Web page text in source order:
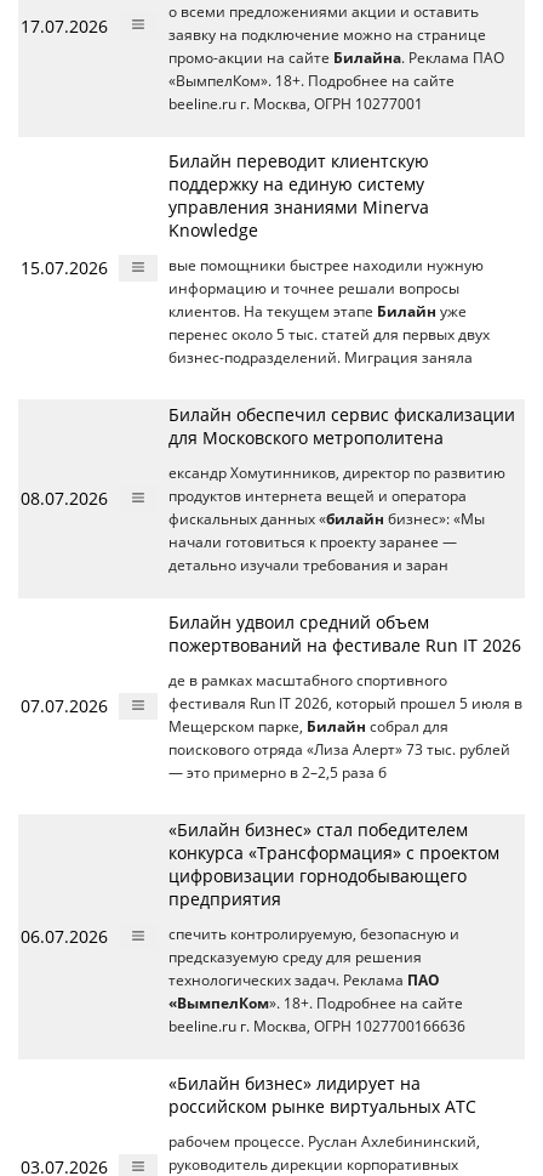
17.07.2026
о всеми предложениями акции и оставить
заявку на подключение можно на странице
промо-акции на сайте Билайна. Реклама ПАО
«ВымпелКом». 18+. Подробнее на сайте
beeline.ru г. Москва, ОГРН 10277001
15.07.2026
Билайн переводит клиентскую
поддержку на единую систему
управления знаниями Minerva
Knowledge
вые помощники быстрее находили нужную
информацию и точнее решали вопросы
клиентов. На текущем этапе Билайн уже
перенес около 5 тыс. статей для первых двух
бизнес-подразделений. Миграция заняла
08.07.2026
Билайн обеспечил сервис фискализации
для Московского метрополитена
ександр Хомутинников, директор по развитию
продуктов интернета вещей и оператора
фискальных данных «билайн бизнес»: «Мы
начали готовиться к проекту заранее —
детально изучали требования и заран
07.07.2026
Билайн удвоил средний объем
пожертвований на фестивале Run IT 2026
де в рамках масштабного спортивного
фестиваля Run IT 2026, который прошел 5 июля в
Мещерском парке, Билайн собрал для
поискового отряда «Лиза Алерт» 73 тыс. рублей
— это примерно в 2–2,5 раза б
06.07.2026
«Билайн бизнес» стал победителем
конкурса «Трансформация» с проектом
цифровизации горнодобывающего
предприятия
спечить контролируемую, безопасную и
предсказуемую среду для решения
технологических задач. Реклама ПАО
«ВымпелКом». 18+. Подробнее на сайте
beeline.ru г. Москва, ОГРН 1027700166636
03.07.2026
«Билайн бизнес» лидирует на
российском рынке виртуальных АТС
рабочем процессе. Руслан Ахлебининский,
руководитель дирекции корпоративных